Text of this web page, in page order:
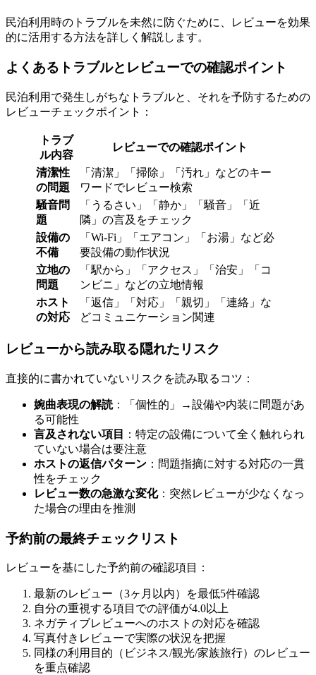
民泊利用時のトラブルを未然に防ぐために、レビューを効果
的に活用する方法を詳しく解説します。
よくあるトラブルとレビューでの確認ポイント
民泊利用で発生しがちなトラブルと、それを予防するための
レビューチェックポイント：
トラブ
ル内容
レビューでの確認ポイント
清潔性
の問題
「清潔」「掃除」「汚れ」などのキー
ワードでレビュー検索
騒音問
題
「うるさい」「静か」「騒音」「近
隣」の言及をチェック
設備の
不備
「Wi-Fi」「エアコン」「お湯」など必
要設備の動作状況
立地の
問題
「駅から」「アクセス」「治安」「コ
ンビニ」などの立地情報
ホスト
の対応
「返信」「対応」「親切」「連絡」な
どコミュニケーション関連
レビューから読み取る隠れたリスク
直接的に書かれていないリスクを読み取るコツ：
婉曲表現の解読：「個性的」→設備や内装に問題があ
る可能性
言及されない項目
：特定の設備について全く触れられ
ていない場合は要注意
ホストの返信パターン ：問題指摘に対する対応の一貫
性をチェック
レビュー数の急激な変化：突然レビューが少なくなっ
た場合の理由を推測
予約前の最終チェックリスト
レビューを基にした予約前の確認項目：
最新のレビュー（3ヶ月以内）を最低5件確認
自分の重視する項目での評価が4.0以上
ネガティブレビューへのホストの対応を確認
写真付きレビューで実際の状況を把握
同様の利用目的（ビジネス/観光/家族旅行）のレビュー
を重点確認